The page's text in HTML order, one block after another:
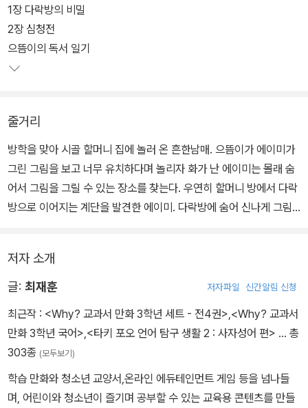
을 빌려 이야기를 새롭고 재미있게 구성하였다. 기존의 고전 스토리
에 상상력이 가미된 재미있는 이야기를 읽다 보면 상상력, 창의력도
키울 수 있고, 고전에 대해 친근감을 갖게 되어 추후 더 깊이 있는 독
서로 이어질 수 있을 것이다.
1장 다락방의 비밀
2장 심청전
으뜸이의 독서 일기
줄거리
방학을 맞아 시골 할머니 집에 놀러 온 흔한남매. 으뜸이가 에이미가
그린 그림을 보고 너무 유치하다며 놀리자 화가 난 에이미는 몰래 숨
어서 그림을 그릴 수 있는 장소를 찾는다. 우연히 할머니 방에서 다락
방으로 이어지는 계단을 발견한 에이미. 다락방에 숨어 신나게 그림
으뜸이가 뚜껑을 열자, 엄청난 빛이 쏟아져 나오며 으뜸이는 궤짝 속
으로 빨려 들어간다.
잘 아는 이야기라며 으뜸이가 잘난체하자, ‘이야기가 꼬이지 않게 주
의하라’는 추가 미션까지 내려온다. 으뜸이와 에이미는 <심청전>이
원래의 이야기를 벗어나지 않도록 심학규와 그의 딸 심청이를 적극적
으로 돕는다.
<심청전>에 이어 흔한남매가 도착한 곳은 ‘여우 누이 설화’ 속 세계
저자 소개
글: 최재훈 저자파일 신간알림 신청
최근작 : <Why? 교과서 만화 3학년 세트 - 전4권>,<Why? 교과서
만화 3학년 국어>,<타키 포오 언어 탐구 생활 2 : 사자성어 편> … 총
303종 (모두보기)
학습 만화와 청소년 교양서,온라인 에듀테인먼트 게임 등을 넘나들
며, 어린이와 청소년이 즐기며 공부할 수 있는 교육용 콘텐츠를 만들